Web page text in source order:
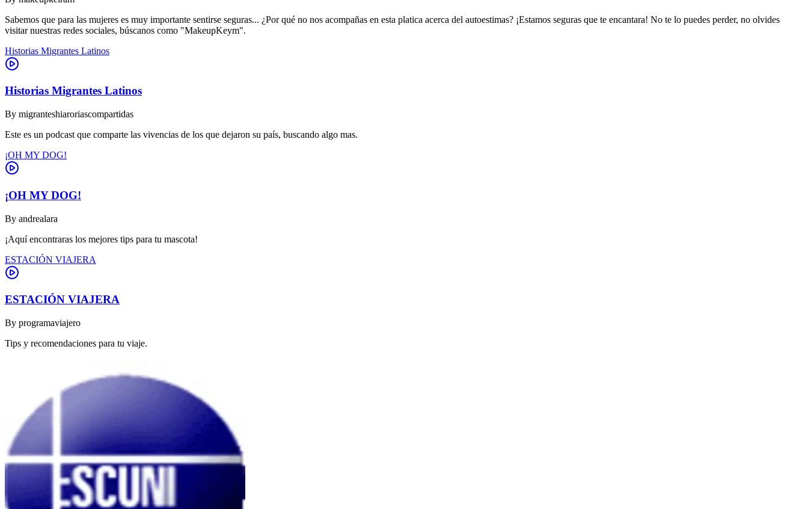
Sabemos que para las mujeres es muy importante sentirse seguras... ¿Por qué no nos acompañas en esta platica acerca del autoestimas? ¡Estamos seguras que te encantara! No te lo puedes perder, no olvides
visitar nuestras redes sociales, búscanos como "MakeupKeym".
Historias Migrantes Latinos
Historias Migrantes Latinos
By migranteshiaroriascompartidas
Este es un podcast que comparte las vivencias de los que dejaron su país, buscando algo mas.
¡OH MY DOG!
¡OH MY DOG!
By andrealara
¡Aquí encontraras los mejores tips para tu mascota!
ESTACIÓN VIAJERA
ESTACIÓN VIAJERA
By programaviajero
Tips y recomendaciones para tu viaje.